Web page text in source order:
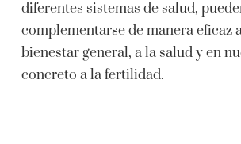
diferentes sistemas de salud,
complementarse de manera eficaz
bienestar general, a la salud y en
concreto a la fertilidad.